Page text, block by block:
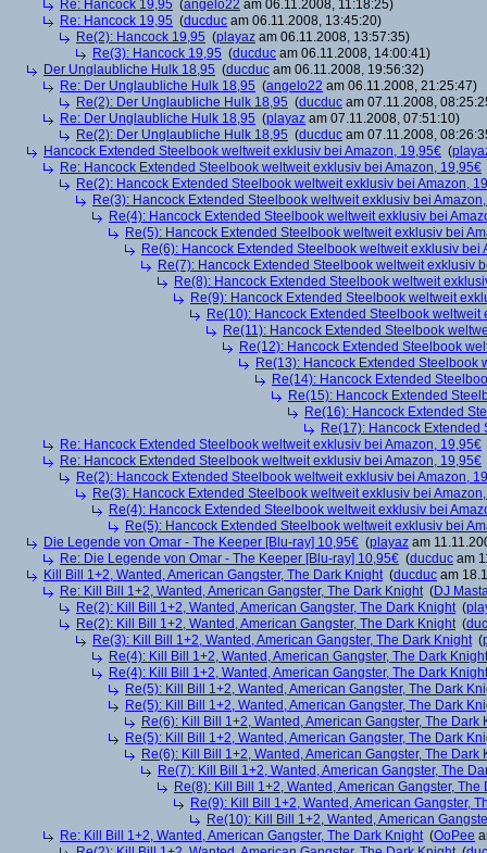
Re: Hancock 19,95 (angelo22 am 06.11.2008, 11:18:25)
Re: Hancock 19,95 (ducduc am 06.11.2008, 13:45:20)
Re(2): Hancock 19,95 (playaz am 06.11.2008, 13:57:35)
Re(3): Hancock 19,95 (ducduc am 06.11.2008, 14:00:41)
Der Unglaubliche Hulk 18,95 (ducduc am 06.11.2008, 19:56:32)
Re: Der Unglaubliche Hulk 18,95 (angelo22 am 06.11.2008, 21:25:47)
Re(2): Der Unglaubliche Hulk 18,95 (ducduc am 07.11.2008,
Re: Der Unglaubliche Hulk 18,95 (playaz am 07.11.2008, 07:51:10)
Re(2): Der Unglaubliche Hulk 18,95 (ducduc am 07.11.2008,
Hancock Extended Steelbook weltweit exklusiv bei Amazon, 19,95€ (
Re: Hancock Extended Steelbook weltweit exklusiv bei Amazon, 19,95€
Re(2): Hancock Extended Steelbook weltweit exklusiv bei Amazon,
Re(3): Hancock Extended Steelbook weltweit exklusiv bei
Re(4): Hancock Extended Steelbook weltweit exklusiv bei
Re(5): Hancock Extended Steelbook weltweit exklusiv bei
Re(6): Hancock Extended Steelbook weltweit exklusiv bei
Re(7): Hancock Extended Steelbook weltweit exklusiv
Re(8): Hancock Extended Steelbook weltweit
Re(9): Hancock Extended Steelbook weltweit
Re(10): Hancock Extended Steelbook weltweit
Re(11): Hancock Extended Steelbook
Re(12): Hancock Extended Steelbook
Re(13): Hancock Extended Steelbook
Re(14): Hancock Extended
Re(15): Hancock Extended
Re(16): Hancock Extended
Re(17): Hancock
Re: Hancock Extended Steelbook weltweit exklusiv bei Amazon, 19,95€
Re: Hancock Extended Steelbook weltweit exklusiv bei Amazon, 19,95€
Re(2): Hancock Extended Steelbook weltweit exklusiv bei Amazon,
Re(3): Hancock Extended Steelbook weltweit exklusiv bei
Re(4): Hancock Extended Steelbook weltweit exklusiv bei
Re(5): Hancock Extended Steelbook weltweit exklusiv bei
Die Legende von Omar - The Keeper [Blu-ray] 10,95€ (playaz am
Re: Die Legende von Omar - The Keeper [Blu-ray] 10,95€ (ducduc am
Kill Bill 1+2, Wanted, American Gangster, The Dark Knight(ducduc am
Re: Kill Bill 1+2, Wanted, American Gangster, The Dark Knight(DJ
Re(2): Kill Bill 1+2, Wanted, American Gangster, The Dark Knight(
Re(2): Kill Bill 1+2, Wanted, American Gangster, The Dark Knight(
Re(3): Kill Bill 1+2, Wanted, American Gangster, The Dark Knight(
Re(4): Kill Bill 1+2, Wanted, American Gangster, The Dark Knight
Re(4): Kill Bill 1+2, Wanted, American Gangster, The Dark Knight
Re(5): Kill Bill 1+2, Wanted, American Gangster, The Dark
Re(5): Kill Bill 1+2, Wanted, American Gangster, The Dark
Re(6): Kill Bill 1+2, Wanted, American Gangster, The Dark
Re(5): Kill Bill 1+2, Wanted, American Gangster, The Dark
Re(6): Kill Bill 1+2, Wanted, American Gangster, The Dark
Re(7): Kill Bill 1+2, Wanted, American Gangster, The
Re(8): Kill Bill 1+2, Wanted, American Gangster, The
Re(9): Kill Bill 1+2, Wanted, American Gangster,
Re(10): Kill Bill 1+2, Wanted, American
Re: Kill Bill 1+2, Wanted, American Gangster, The Dark Knight(OoPee